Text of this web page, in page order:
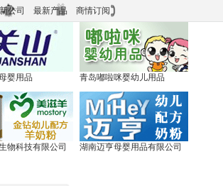
公司 最新产品 商情订阅
婴用品 青岛嘟啦咪婴幼儿用品
物科技有限公司 湖南迈亨母婴用品有限公司